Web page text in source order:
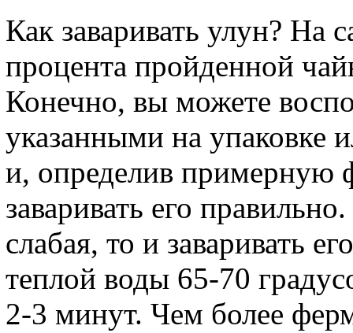
Как заваривать улун? На
процента пройденной
Конечно, вы можете
указанными на
и, определив примерную
заваривать его
слабая, то и заваривать
теплой воды 65-70
2-3 минут. Чем более